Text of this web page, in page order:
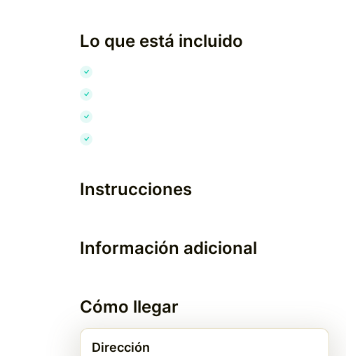
Lo que está incluido
Instrucciones
Información adicional
Cómo llegar
Dirección